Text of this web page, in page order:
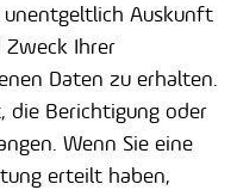
unentgeltlich Auskunft
Zweck Ihrer
Daten zu erhalten.
die Berichtigung oder
Wenn Sie eine
erteilt haben,